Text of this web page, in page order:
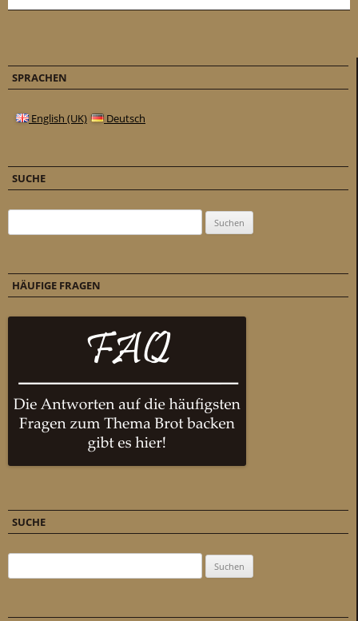
SPRACHEN
English (UK) Deutsch
SUCHE
HÄUFIGE FRAGEN
SUCHE